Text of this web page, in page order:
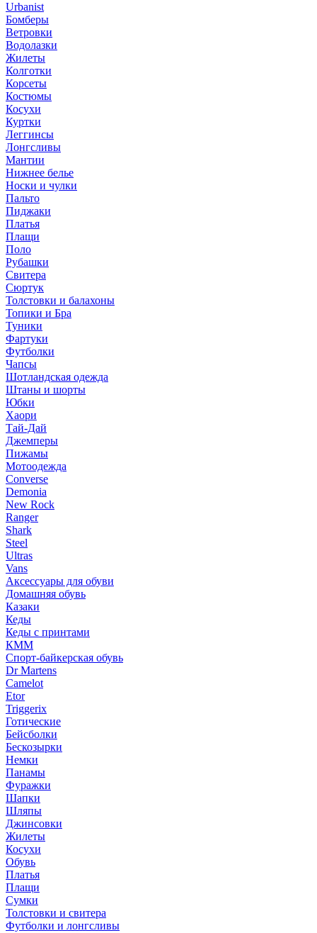
Urbanist
Бомберы
Ветровки
Водолазки
Жилеты
Колготки
Корсеты
Костюмы
Косухи
Куртки
Леггинсы
Лонгсливы
Мантии
Нижнее белье
Носки и чулки
Пальто
Пиджаки
Платья
Плащи
Поло
Рубашки
Свитера
Сюртук
Толстовки и балахоны
Топики и Бра
Туники
Фартуки
Футболки
Чапсы
Шотландская одежда
Штаны и шорты
Юбки
Хаори
Тай-Дай
Джемперы
Пижамы
Мотоодежда
Converse
Demonia
New Rock
Ranger
Shark
Steel
Ultras
Vans
Аксессуары для обуви
Домашняя обувь
Казаки
Кеды
Кеды с принтами
КММ
Спорт-байкерская обувь
Dr Martens
Camelot
Etor
Triggerix
Готические
Бейсболки
Бескозырки
Немки
Панамы
Фуражки
Шапки
Шляпы
Джинсовки
Жилеты
Косухи
Обувь
Платья
Плащи
Сумки
Толстовки и свитера
Футболки и лонгсливы